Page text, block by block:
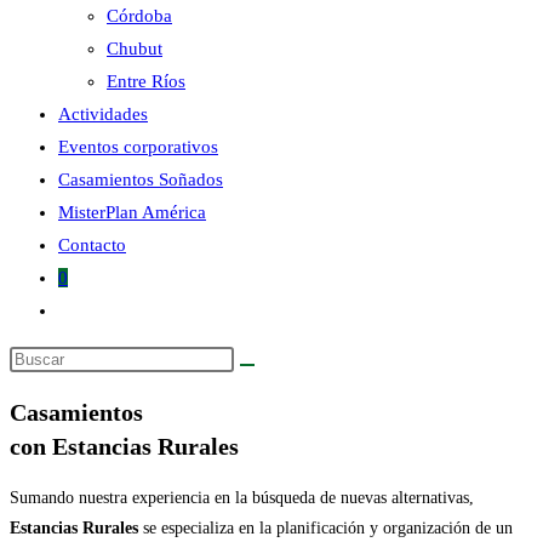
web
Córdoba
Chubut
Entre Ríos
Actividades
Eventos corporativos
Casamientos Soñados
MisterPlan América
Contacto
0
de
la
web
Buscar
esta
web
Casamientos
con Estancias Rurales
Sumando nuestra experiencia en la búsqueda de nuevas alternativas,
Estancias Rurales se especializa en la planificación y organización de un